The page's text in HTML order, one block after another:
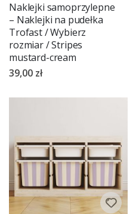
Naklejki samoprzylepne
– Naklejki na pudełka
Trofast / Wybierz
rozmiar / Stripes
mustard-cream
39,00 zł